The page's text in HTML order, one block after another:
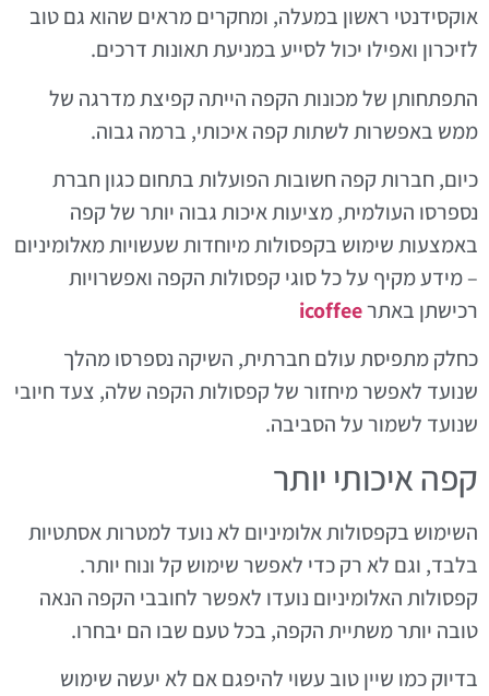
אוקסידנטי ראשון במעלה, ומחקרים מראים שהוא גם טוב
לזיכרון ואפילו יכול לסייע במניעת תאונות דרכים.
התפתחותן של מכונות הקפה הייתה קפיצת מדרגה של
ממש באפשרות לשתות קפה איכותי, ברמה גבוה.
כיום, חברות קפה חשובות הפועלות בתחום כגון חברת
נספרסו העולמית, מציעות איכות גבוה יותר של קפה
באמצעות שימוש בקפסולות מיוחדות שעשויות מאלומיניום
– מידע מקיף על כל סוגי קפסולות הקפה ואפשרויות
רכישתן באתרicoffee
כחלק מתפיסת עולם חברתית, השיקה נספרסו מהלך
שנועד לאפשר מיחזור של קפסולות הקפה שלה, צעד חיובי
שנועד לשמור על הסביבה.
קפה איכותי יותר
השימוש בקפסולות אלומיניום לא נועד למטרות אסתטיות
בלבד, וגם לא רק כדי לאפשר שימוש קל ונוח יותר.
קפסולות האלומיניום נועדו לאפשר לחובבי הקפה הנאה
טובה יותר משתיית הקפה, בכל טעם שבו הם יבחרו.
בדיוק כמו שיין טוב עשוי להיפגם אם לא יעשה שימוש